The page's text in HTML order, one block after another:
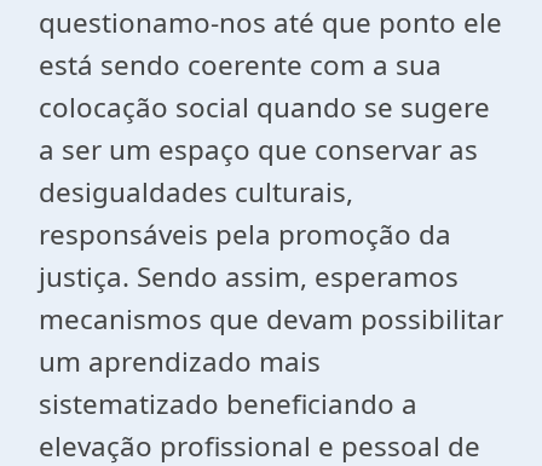
questionamo-nos até que ponto ele
está sendo coerente com a sua
colocação social quando se sugere
a ser um espaço que conservar as
desigualdades culturais,
responsáveis pela promoção da
justiça. Sendo assim, esperamos
mecanismos que devam possibilitar
um aprendizado mais
sistematizado beneficiando a
elevação profissional e pessoal de